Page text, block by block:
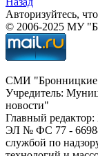
Авторизуйтесь,
© 2006-2025 МУ
СМИ "Бронницкие
Учредитель:
новости"
Главный
ЭЛ № ФС 77 - 66988
службой по